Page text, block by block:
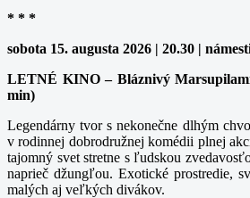
* * *
sobota 15. augusta 2026 | 20.30 |
LETNÉ KINO – Bláznivý
min)
Legendárny tvor s nekonečne dlhým
v rodinnej dobrodružnej komédii plnej
tajomný svet stretne s ľudskou
naprieč džungľou. Exotické prostredie,
malých aj veľkých divákov.